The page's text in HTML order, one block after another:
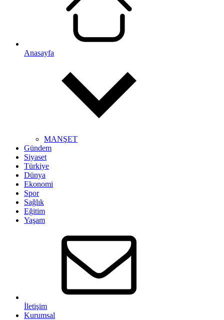
Anasayfa
MANŞET
Gündem
Siyaset
Türkiye
Dünya
Ekonomi
Spor
Sağlık
Eğitim
Yaşam
İletişim
Kurumsal